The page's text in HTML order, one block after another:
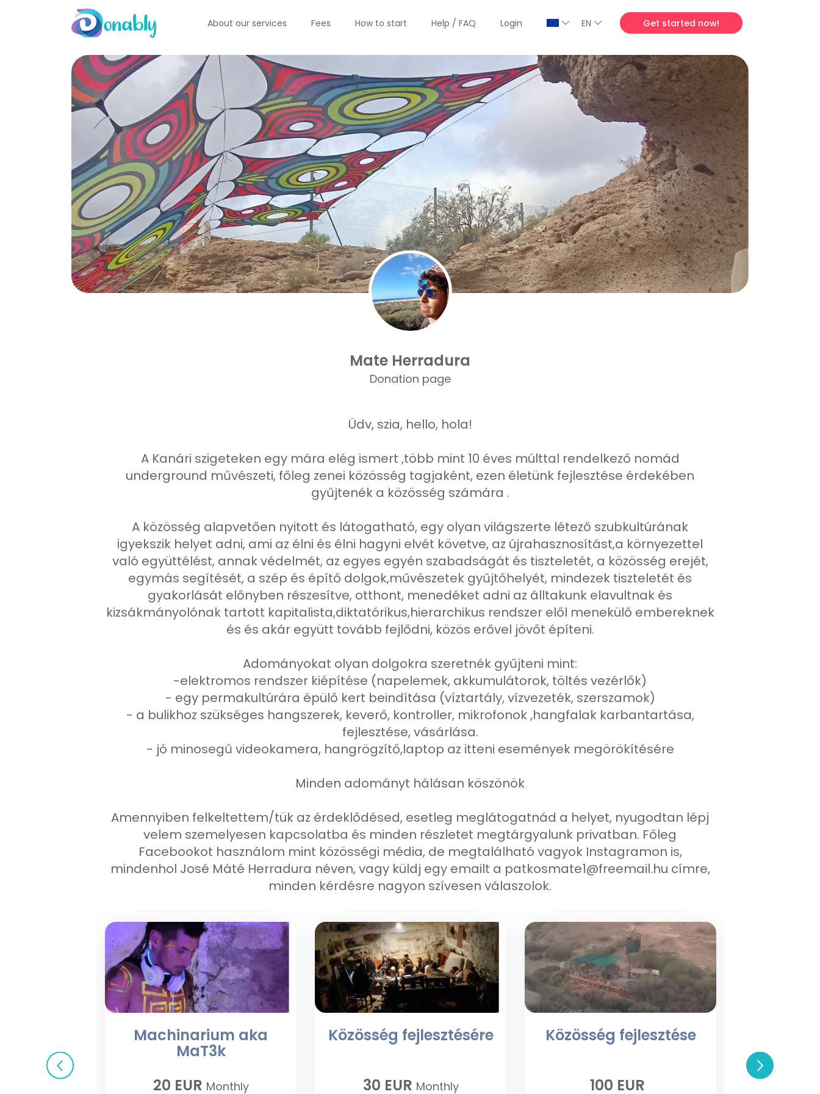
About our services Fees How to start Help / FAQ Login EN Get started now!
Mate Herradura
Donation page
Üdv, szia, hello, hola!
A Kanári szigeteken egy mára elég ismert ,több mint 10 éves múlttal rendelkező nomád
underground művészeti, főleg zenei közösség tagjaként, ezen életünk fejlesztése érdekében
gyűjtenék a közösség számára .
A közösség alapvetően nyitott és látogatható, egy olyan világszerte létező szubkultúrának
igyekszik helyet adni, ami az élni és élni hagyni elvét követve, az újrahasznosítást,a környezettel
való együttélést, annak védelmét, az egyes egyén szabadságát és tiszteletét, a közösség erejét,
egymás segítését, a szép és építő dolgok,művészetek gyűjtőhelyét, mindezek tiszteletét és
gyakorlását előnyben részesítve, otthont, menedéket adni az álltakunk elavultnak és
kizsákmányolónak tartott kapitalista,diktatórikus,hierarchikus rendszer elől menekülő embereknek
és és akár együtt tovább fejlődni, közös erővel jövőt építeni.
Adományokat olyan dolgokra szeretnék gyűjteni mint:
-elektromos rendszer kiépítése (napelemek, akkumulátorok, töltés vezérlők)
- egy permakultúrára épülő kert beindítása (víztartály, vízvezeték, szerszamok)
- a bulikhoz szükséges hangszerek, keverő, kontroller, mikrofonok ,hangfalak karbantartása,
fejlesztése, vásárlása.
- jó minosegű videokamera, hangrögzítő,laptop az itteni események megörökítésére
Minden adományt hálásan köszönök
Amennyiben felkeltettem/tük az érdeklődésed, esetleg meglátogatnád a helyet, nyugodtan lépj
velem szemelyesen kapcsolatba és minden részletet megtárgyalunk privatban. Főleg
Facebookot használom mint közösségi média, de megtalálható vagyok Instagramon is,
mindenhol José Máté Herradura néven, vagy küldj egy emailt a patkosmate1@freemail.hu címre,
minden kérdésre nagyon szívesen válaszolok.
Machinarium aka
MaT3k
20 EUR Monthly
Közösség fejlesztésére
30 EUR Monthly
Közösség fejlesztése
100 EUR